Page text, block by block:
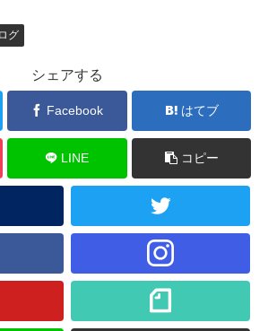
グ
シェアする
Facebook はてブ
LINE コピー